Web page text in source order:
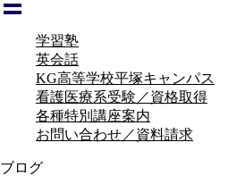
学習塾
英会話
KG高等学校平塚キャンパス
看護医療系受験／資格取得
各種特別講座案内
お問い合わせ／資料請求
ブログ